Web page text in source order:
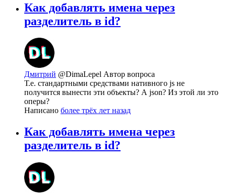
Как добавлять имена через
разделитель в id?
Дмитрий @DimaLepel Автор вопроса
Т.е. стандартными средствами нативного js не
получится вынести эти объекты? А json? Из этой ли это
оперы?
Написано более трёх лет назад
Как добавлять имена через
разделитель в id?